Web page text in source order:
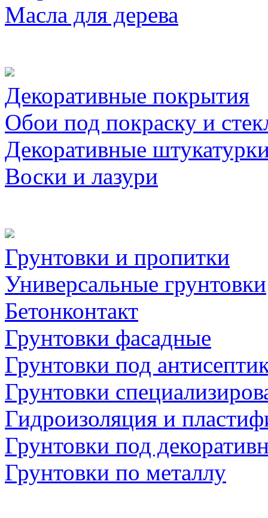
Масла для дерева
Декоративные покрытия
Обои под покраску и
Декоративные
Воски и лазури
Грунтовки и пропитки
Универсальные грунтовки
Бетонконтакт
Грунтовки фасадные
Грунтовки под
Грунтовки
Гидроизоляция и
Грунтовки под
Грунтовки по металлу